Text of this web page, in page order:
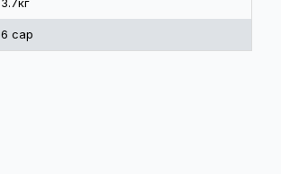
6 сар